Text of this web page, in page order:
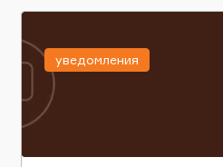
уведомления